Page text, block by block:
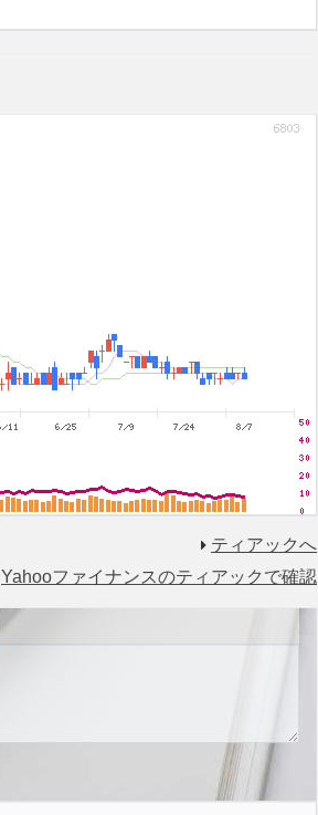
ティアックへ
Yahooファイナンスのティアックで確認